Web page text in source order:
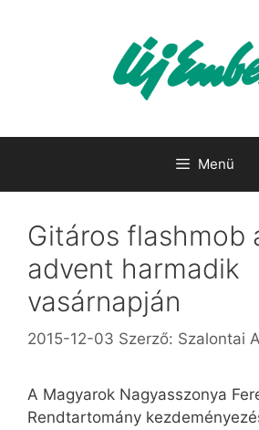
Menü
Gitáros flashmob
advent harmadik
vasárnapján
2015-12-03 Szerző: Szalontai
A Magyarok Nagyasszonya
Rendtartomány